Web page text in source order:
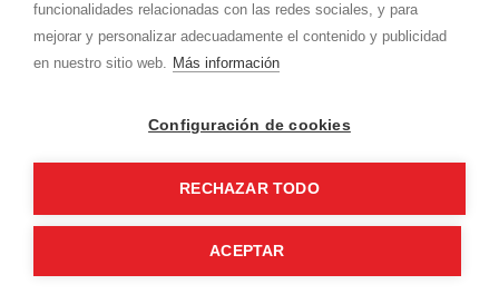
funcionalidades relacionadas con las redes sociales, y para
mejorar y personalizar adecuadamente el contenido y publicidad
en nuestro sitio web. Más información
Configuración de cookies
RECHAZAR TODO
ACEPTAR
975.368.262
¡Síguenos en nuestras redes!